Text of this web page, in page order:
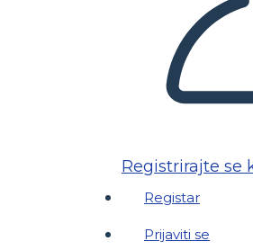
Registrirajte se
Registar
Prijaviti se